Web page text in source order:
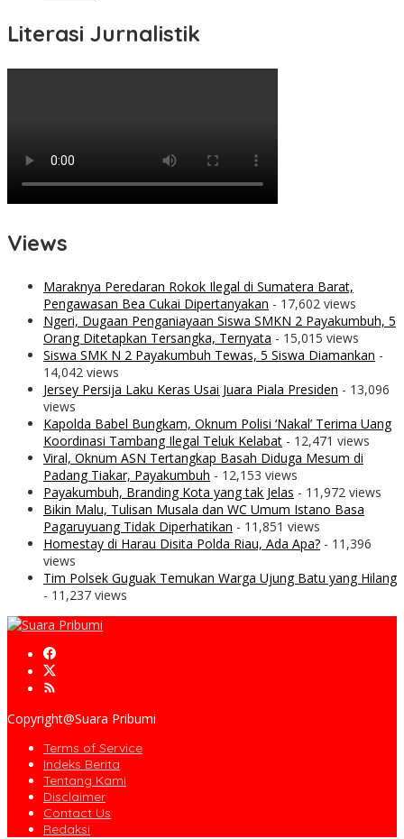
Literasi Jurnalistik
Views
Maraknya Peredaran Rokok Ilegal di Sumatera Barat,
Pengawasan Bea Cukai Dipertanyakan - 17,602 views
Ngeri, Dugaan Penganiayaan Siswa SMKN 2 Payakumbuh, 5
Orang Ditetapkan Tersangka, Ternyata - 15,015 views
Siswa SMK N 2 Payakumbuh Tewas, 5 Siswa Diamankan -
14,042 views
Jersey Persija Laku Keras Usai Juara Piala Presiden - 13,096
views
Kapolda Babel Bungkam, Oknum Polisi ‘Nakal’ Terima Uang
Koordinasi Tambang Ilegal Teluk Kelabat - 12,471 views
Viral, Oknum ASN Tertangkap Basah Diduga Mesum di
Padang Tiakar, Payakumbuh - 12,153 views
Payakumbuh, Branding Kota yang tak Jelas - 11,972 views
Bikin Malu, Tulisan Musala dan WC Umum Istano Basa
Pagaruyuang Tidak Diperhatikan - 11,851 views
Homestay di Harau Disita Polda Riau, Ada Apa? - 11,396
views
Tim Polsek Guguak Temukan Warga Ujung Batu yang Hilang
- 11,237 views
Copyright@Suara Pribumi
Terms of Service
Indeks Berita
Tentang Kami
Disclaimer
Contact Us
Redaksi